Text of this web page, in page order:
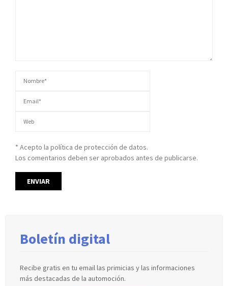
* Acepto la política de protección de datos.
Los comentarios deben ser aprobados antes de publicarse.
Boletín digital
Recibe gratis en tu email las primicias y las informaciones
más destacadas de la automoción.